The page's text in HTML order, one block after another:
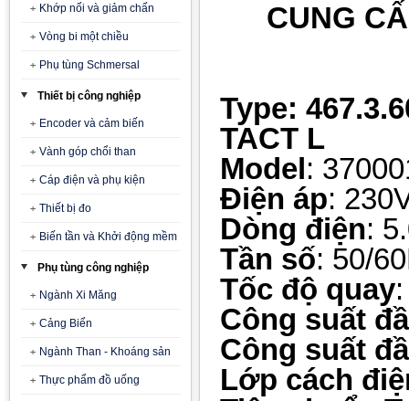
Khớp nối và giảm chấn
Vòng bi một chiều
Phụ tùng Schmersal
Thiết bị công nghiệp
Encoder và cảm biến
Vành góp chổi than
Cáp điện và phụ kiện
Thiết bị đo
Biến tần và Khởi động mềm
Phụ tùng công nghiệp
Ngành Xi Măng
Cảng Biển
Ngành Than - Khoáng sản
Thực phẩm đồ uống
CUNG
Type:
TACT L
Model:
Điện áp:
Dòng điện:
Tần số: 50/
Tốc độ quay
Công suất
Công suất
Lớp cách